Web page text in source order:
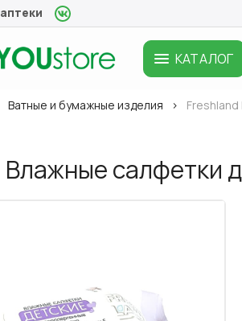
КАТАЛОГ
Ватные и бумажные изделия
Влажные салфетки